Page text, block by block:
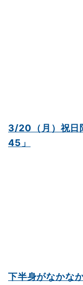
3/20（月）祝
45」
下半身がなかな